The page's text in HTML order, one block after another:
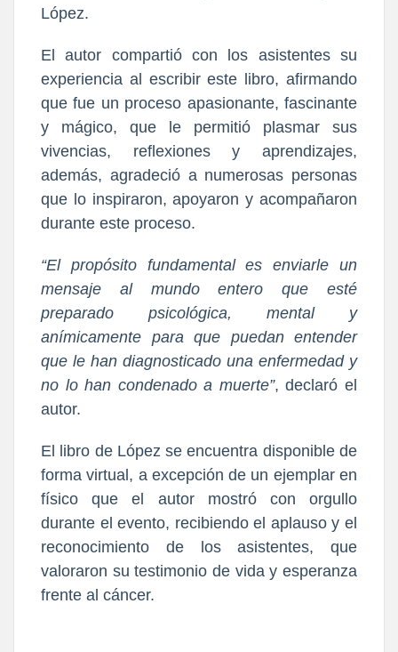
López.
El autor compartió con los asistentes su
experiencia al escribir este libro, afirmando
que fue un proceso apasionante, fascinante
y mágico, que le permitió plasmar sus
vivencias, reflexiones y aprendizajes,
además, agradeció a numerosas personas
que lo inspiraron, apoyaron y acompañaron
durante este proceso.
“El propósito fundamental es enviarle un
mensaje al mundo entero que esté
preparado psicológica, mental y
anímicamente para que puedan entender
que le han diagnosticado una enfermedad y
no lo han condenado a muerte”, declaró el
autor.
El libro de López se encuentra disponible de
forma virtual, a excepción de un ejemplar en
físico que el autor mostró con orgullo
durante el evento, recibiendo el aplauso y el
reconocimiento de los asistentes, que
valoraron su testimonio de vida y esperanza
frente al cáncer.